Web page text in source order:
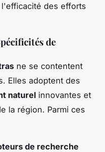
des efforts
de
ne se contentent
Elles adoptent des
naturel innovantes et
la région. Parmi ces
de recherche